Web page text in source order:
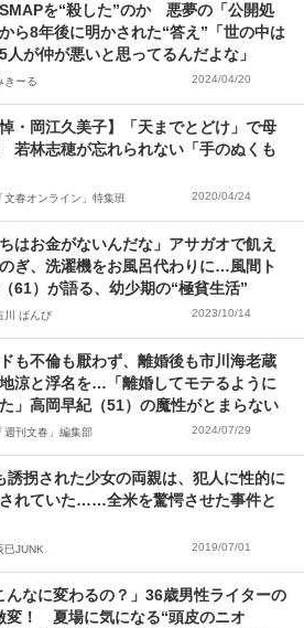
を“殺した”のか 悪夢の「公開処
ら8年後に明かされた“答え”「世の中は
人が仲が悪いと思ってるんだよな」
きーる 2024/04/20
悼・岡江久美子】「天までとどけ」で母
若林志穂が忘れられない「手のぬくも
「文春オンライン」特集班 2020/04/24
ちはお金がないんだな」アサガオで飢え
ぎ、洗濯機をお風呂代わりに…風間ト
61）が語る、幼少期の“極貧生活”
川 ばんび 2023/10/14
も不倫も厭わず、離婚後も市川海老蔵
涼と浮名を…「離婚してモテるように
」高岡早紀（51）の魔性がとまらない
「週刊文春」編集部 2024/07/29
誘拐された少女の両親は、犯人に性的に
れていた……全米を驚愕させた事件と
巳JUNK 2019/07/01
んなに変わるの？」36歳男性ライターの
変！ 夏場に気になる“頭皮のニオ